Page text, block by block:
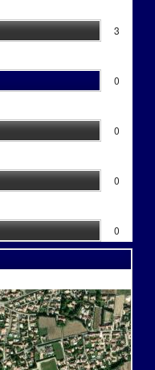
3
0
0
0
0